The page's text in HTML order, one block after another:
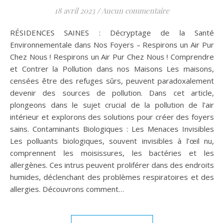
18 avril 2023 /Aucun commentaire
RÉSIDENCES SAINES : Décryptage de la Santé
Environnementale dans Nos Foyers – Respirons un Air Pur
Chez Nous ! Respirons un Air Pur Chez Nous ! Comprendre
et Contrer la Pollution dans nos Maisons Les maisons,
censées être des refuges sûrs, peuvent paradoxalement
devenir des sources de pollution. Dans cet article,
plongeons dans le sujet crucial de la pollution de l’air
intérieur et explorons des solutions pour créer des foyers
sains. Contaminants Biologiques : Les Menaces Invisibles
Les polluants biologiques, souvent invisibles à l’œil nu,
comprennent les moisissures, les bactéries et les
allergènes. Ces intrus peuvent proliférer dans des endroits
humides, déclenchant des problèmes respiratoires et des
allergies. Découvrons comment…